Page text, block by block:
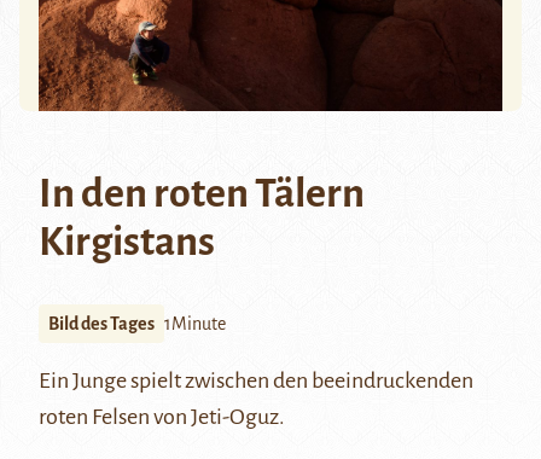
In den roten Tälern
Kirgistans
Bild des Tages 1Minute
Ein Junge spielt zwischen den beeindruckenden
roten Felsen von Jeti-Oguz.